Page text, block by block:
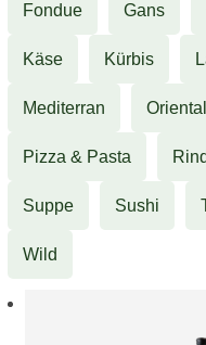
Fondue Gans
Käse Kürbis
Mediterran
Pizza & Pasta Rind
Suppe Sushi
Wild